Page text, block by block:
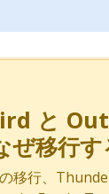
と
ぜ移行
移行、